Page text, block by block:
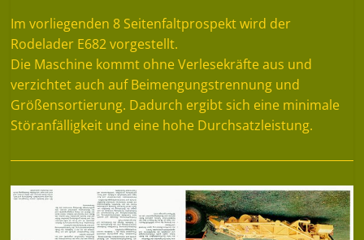
Im vorliegenden 8 Seitenfaltprospekt wird der
Rodelader E682 vorgestellt.
Die Maschine kommt ohne Verlesekräfte aus und
verzichtet auch auf Beimengungstrennung und
Größensortierung. Dadurch ergibt sich eine minimale
Störanfälligkeit und eine hohe Durchsatzleistung.